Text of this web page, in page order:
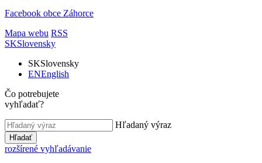
Facebook obce Záhorce
Mapa webu RSS
SKSlovensky
SKSlovensky
ENEnglish
Čo potrebujete
vyhľadať?
Hľadaný výraz
Hľadať
rozšírené vyhľadávanie